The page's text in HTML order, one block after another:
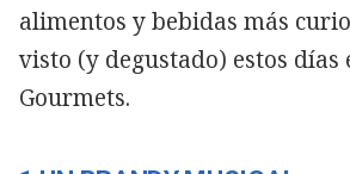
alimentos y bebidas más
visto (y degustado) estos días
Gourmets.